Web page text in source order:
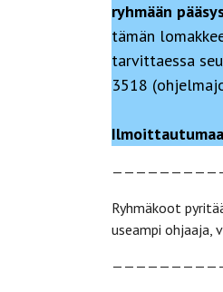
ryhmään
tämän
tarvittaessa
3518
Ryhmäkoot
useampi ohjaaja,